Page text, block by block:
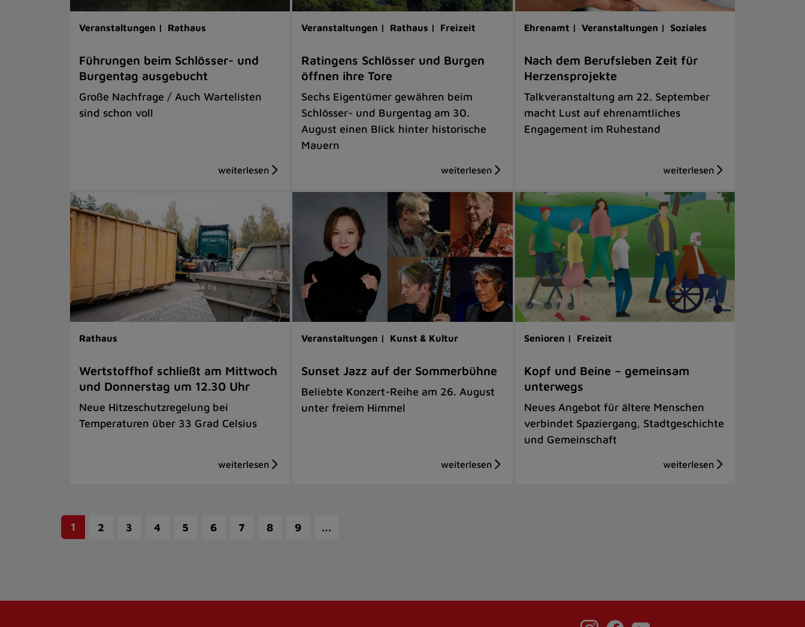
Veranstaltungen | Rathaus
Führungen beim Schlösser- und
Burgentag ausgebucht
Große Nachfrage / Auch Wartelisten
sind schon voll
Veranstaltungen | Rathaus | Freizeit
Ratingens Schlösser und Burgen
öffnen ihre Tore
Sechs Eigentümer gewähren beim
Schlösser- und Burgentag am 30.
August einen Blick hinter historische
Mauern
Ehrenamt | Veranstaltungen | Soziales
Nach dem Berufsleben Zeit für
Herzensprojekte
Talkveranstaltung am 22. September
macht Lust auf ehrenamtliches
Engagement im Ruhestand
Rathaus
Wertstoffhof schließt am Mittwoch
und Donnerstag um 12.30 Uhr
Neue Hitzeschutzregelung bei
Temperaturen über 33 Grad Celsius
Veranstaltungen | Kunst & Kultur
Sunset Jazz auf der Sommerbühne
Beliebte Konzert-Reihe am 26. August
unter freiem Himmel
Senioren | Freizeit
Kopf und Beine – gemeinsam
unterwegs
Neues Angebot für ältere Menschen
verbindet Spaziergang, Stadtgeschichte
und Gemeinschaft
1 2 3 4 5 6 7 8 9 …